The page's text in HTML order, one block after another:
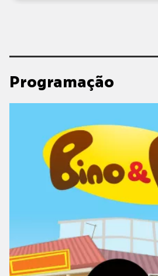
Programação